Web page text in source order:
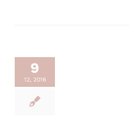
9
12, 2016